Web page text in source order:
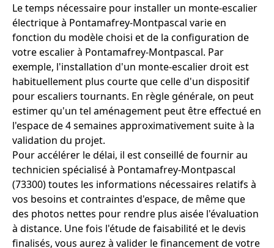
Le temps nécessaire pour installer un monte-escalier
électrique à Pontamafrey-Montpascal varie en
fonction du modèle choisi et de la configuration de
votre escalier à Pontamafrey-Montpascal. Par
exemple, l'installation d'un monte-escalier droit est
habituellement plus courte que celle d'un dispositif
pour escaliers tournants. En règle générale, on peut
estimer qu'un tel aménagement peut être effectué en
l'espace de 4 semaines approximativement suite à la
validation du projet.
Pour accélérer le délai, il est conseillé de fournir au
technicien spécialisé à Pontamafrey-Montpascal
(73300) toutes les informations nécessaires relatifs à
vos besoins et contraintes d'espace, de même que
des photos nettes pour rendre plus aisée l'évaluation
à distance. Une fois l'étude de faisabilité et le devis
finalisés, vous aurez à valider le financement de votre